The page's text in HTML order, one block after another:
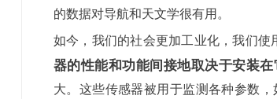
的数据对导航和天文学很有用。
如今，我们的社会更加工业化，我们
器的性能和功能间接地取决于安装在
大。这些传感器被用于监测各种参数